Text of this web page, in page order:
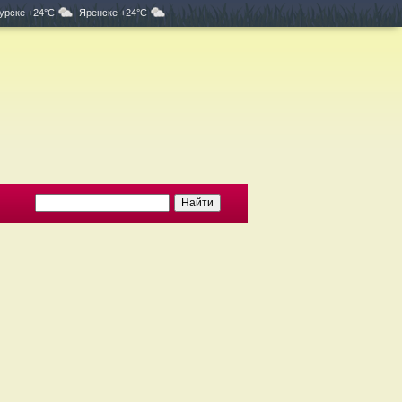
+24°C Яренске +24°C